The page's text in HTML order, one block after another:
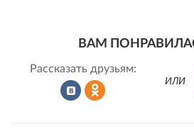
ВАМ
Рассказать друзьям:
ИЛИ